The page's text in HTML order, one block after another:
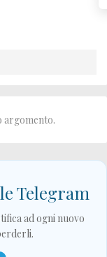
argomento.
Telegram
ad ogni nuovo